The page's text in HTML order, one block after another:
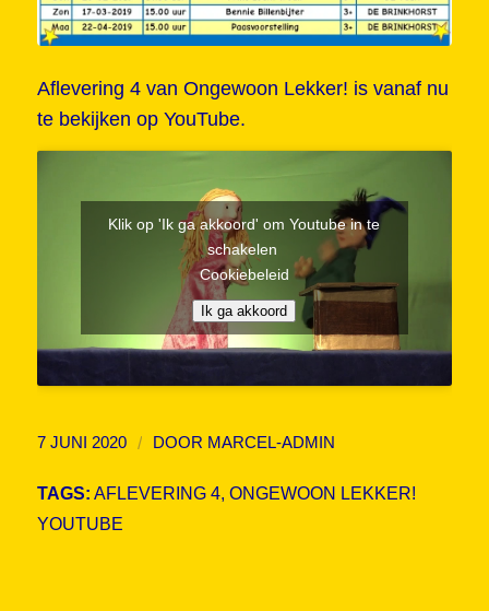
Aflevering 4 van Ongewoon Lekker! is vanaf nu
te bekijken op YouTube.
Klik op 'Ik ga akkoord' om Youtube in te
schakelen
Cookiebeleid
Ik ga akkoord
7 JUNI 2020 / DOOR MARCEL-ADMIN
TAGS: AFLEVERING 4, ONGEWOON LEKKER!
YOUTUBE